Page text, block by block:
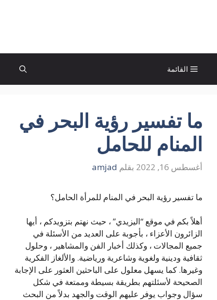
القائمة
ما تفسير رؤية البحر في
المنام للحامل
أغسطس 16, 2022 بقلم amjad
ما تفسير رؤية البحر في المنام للمرأة الحامل؟
أهلاً بكم في موقع “اليزيدي” ، حيث نهتم بتزويدكم ، أيها
الزائرون الأعزاء ، بأجوبة على العديد من الأسئلة في
جميع المجالات ، وكذلك أخبار الفن والمشاهير ، وحلول
ثقافية ودينية ولغوية وشاعرية ورياضية. والألغاز الفكرية
وغيرها. كما يسهل معلول على الباحثين العثور على الإجابة
الصحيحة لأسئلتهم بطريقة بسيطة وممتعة في شكل
سؤال وجواب يوفر عليهم الوقت والجهد بدلاً من البحث